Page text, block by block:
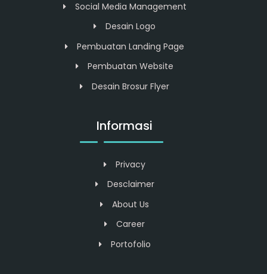
Social Media Management
Desain Logo
Pembuatan Landing Page
Pembuatan Website
Desain Brosur Flyer
Informasi
Privacy
Desclaimer
About Us
Career
Portofolio